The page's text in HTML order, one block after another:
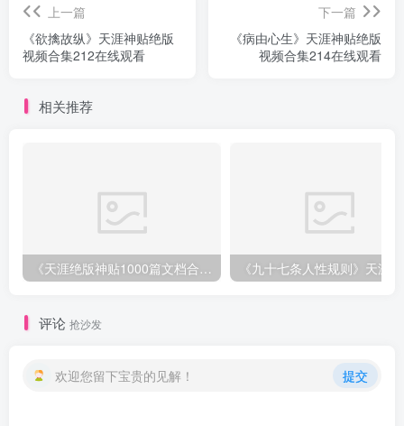
上一篇
《欲擒故纵》天涯神贴绝版
视频合集212在线观看
下一篇
《病由心生》天涯神贴绝版
视频合集214在线观看
相关推荐
《天涯绝版神贴1000篇文档合集》深度挖掘神仙级资源下载
评论 抢沙发
欢迎您留下宝贵的见解！ 提交